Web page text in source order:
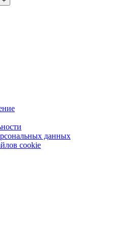
данных
cookie